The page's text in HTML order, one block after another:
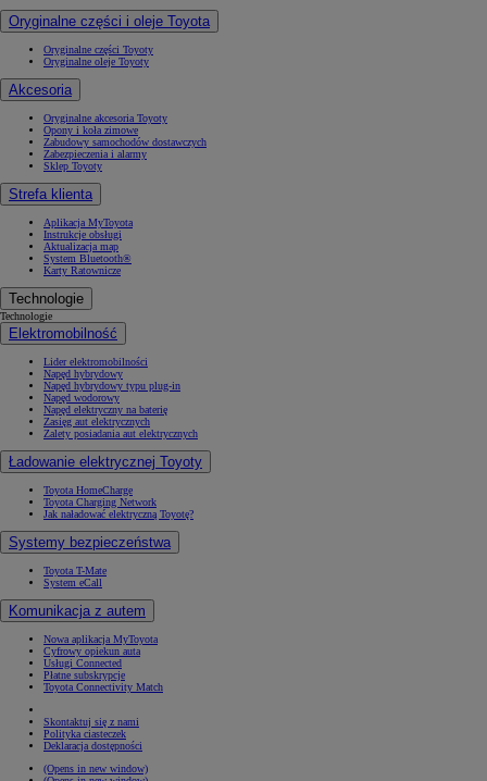
Oryginalne części i oleje Toyota
Oryginalne części Toyoty
Oryginalne oleje Toyoty
Akcesoria
Oryginalne akcesoria Toyoty
Opony i koła zimowe
Zabudowy samochodów dostawczych
Zabezpieczenia i alarmy
Sklep Toyoty
Strefa klienta
Aplikacja MyToyota
Instrukcje obsługi
Aktualizacja map
System Bluetooth®
Karty Ratownicze
Technologie
Technologie
Elektromobilność
Lider elektromobilności
Napęd hybrydowy
Napęd hybrydowy typu plug-in
Napęd wodorowy
Napęd elektryczny na baterię
Zasięg aut elektrycznych
Zalety posiadania aut elektrycznych
Ładowanie elektrycznej Toyoty
Toyota HomeCharge
Toyota Charging Network
Jak naładować elektryczną Toyotę?
Systemy bezpieczeństwa
Toyota T-Mate
System eCall
Komunikacja z autem
Nowa aplikacja MyToyota
Cyfrowy opiekun auta
Usługi Connected
Płatne subskrypcje
Toyota Connectivity Match
Skontaktuj się z nami
Polityka ciasteczek
Deklaracja dostępności
(Opens in new window)